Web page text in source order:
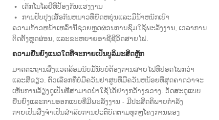
ເຕັກໂນໂລຢີທີ່ປ້ອງກັນແຮງງານ
ການປັບປຸງເສື້ອກັນຫນາວທີ່ຍືດຫຍຸ່ນແລະມີນ້ໍາຫນັກເບົາ
ຄວາມກ້າວຫນ້າເຫລົ່ານີ້ຊ່ວຍຫຼຸດຜ່ອນການຊົມໃຊ້ພະລັງງານ, ເວລາການ
ຕິດຕັ້ງຫຼຸດຜ່ອນ, ແລະຂະຫຍາຍອາຊີຊີວິດສາຍໄຟ.
ຄວາມຍືນຍົງແນວໃດທີ່ຈະກາຍເປັນບູລິມະສິດຫຼັກ
ມາດຕະຖານສິ່ງແວດລ້ອມນັບມື້ນັບບໍ່ຕ້ອງການສາຍໄຟທີ່ປອດໄພກວ່າ
ແລະສີຂຽວ. ຕົວເລືອກທີ່ບໍ່ມີຄວັນຢາສູບທີ່ມີຄວັນຫນ້ອຍທີ່ສຸດຄາດວ່າຈະ
ເຫັນການລ້ຽງດູເປັນທີ່ສາມາດນໍາໃຊ້ໄດ້ຢ່າງກວ້າງຂວາງ. ວັດສະດຸແບບ
ຍືນຍົງແລະການອອກແບບທີ່ມີພະລັງງານ - ມີປະສິດຕິພາບກໍາລັງ
ກາຍເປັນສິ່ງຈໍາເປັນສໍາລັບການປະຕິບັດຕາມທຸກໆໂຄງການຂອງ